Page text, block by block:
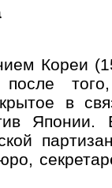
Кореи
после
в
Японии.